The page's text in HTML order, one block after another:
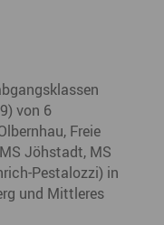
von 6
Freie
Jöhstadt, MS
Pestalozzi) in
und Mittleres